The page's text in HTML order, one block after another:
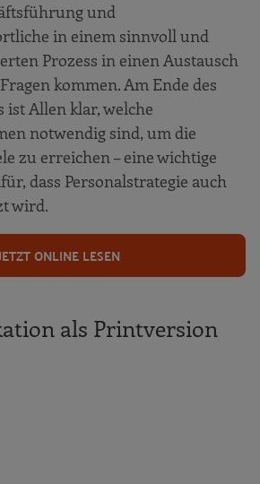
und
in einem sinnvoll und
Prozess in einen Austausch
kommen. Am Ende des
ist Allen klar, welche
notwendig sind, um die
zu erreichen – eine wichtige
dass Personalstrategie auch
wird.
ONLINE LESEN
als Printversion